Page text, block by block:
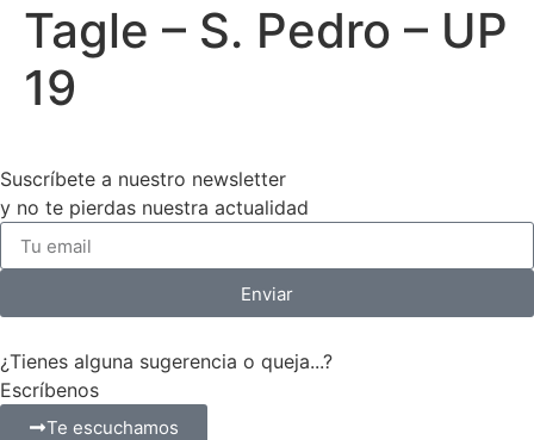
Tagle – S. Pedro – UP
19
Suscríbete a nuestro newsletter
y no te pierdas nuestra actualidad
Enviar
¿Tienes alguna sugerencia o queja...?
Escríbenos
Te escuchamos